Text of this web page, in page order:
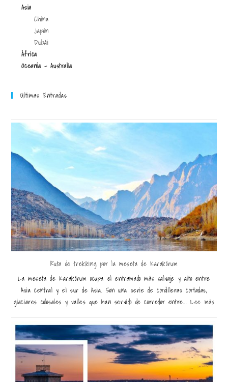
Asia
China
Japón
Dubái
África
Oceanía - Australia
Últimas Entradas
Ruta de trekking por la meseta de Karakórum
La meseta de Karakórum ocupa el entramado más salvaje y alto entre
Asia central y el sur de Asia. Son una serie de cordilleras cortadas,
glaciares colosales y valles que han servido de corredor entre...Lee más